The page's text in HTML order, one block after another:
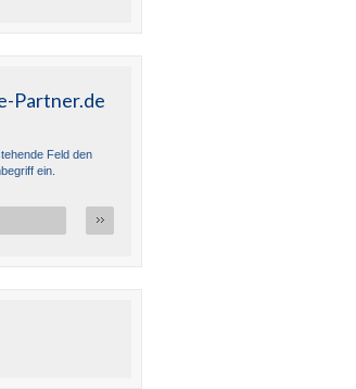
Partner.de
Feld den
ein.